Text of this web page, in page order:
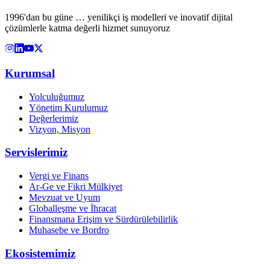
1996'dan bu güne … yenilikçi iş modelleri ve inovatif dijital
çözümlerle katma değerli hizmet sunuyoruz
Kurumsal
Yolculuğumuz
Yönetim Kurulumuz
Değerlerimiz
Vizyon, Misyon
Servislerimiz
Vergi ve Finans
Ar-Ge ve Fikri Mülkiyet
Mevzuat ve Uyum
Globalleşme ve İhracat
Finansmana Erişim ve Sürdürülebilirlik
Muhasebe ve Bordro
Ekosistemimiz